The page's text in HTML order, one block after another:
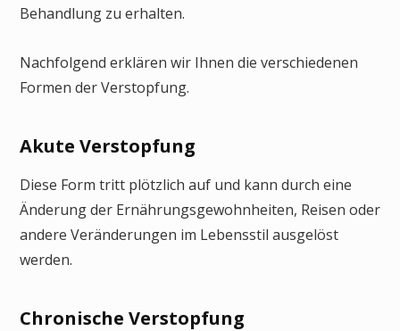
Behandlung zu erhalten.
Nachfolgend erklären wir Ihnen die verschiedenen
Formen der Verstopfung.
Akute Verstopfung
Diese Form tritt plötzlich auf und kann durch eine
Änderung der Ernährungsgewohnheiten, Reisen oder
andere Veränderungen im Lebensstil ausgelöst
werden.
Chronische Verstopfung